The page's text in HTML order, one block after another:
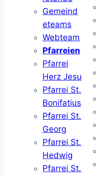
Gemeind
eteams
Webteam
Pfarreien
Pfarrei
Herz Jesu
Pfarrei St.
Bonifatius
Pfarrei St.
Georg
Pfarrei St.
Hedwig
Pfarrei St.